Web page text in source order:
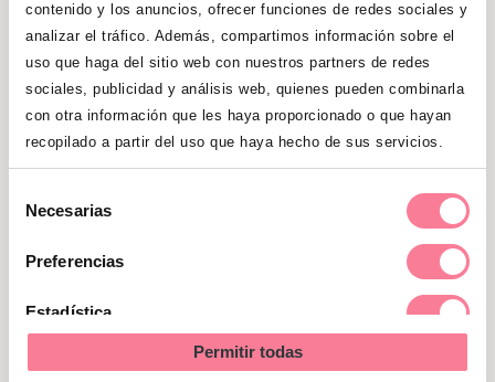
contenido y los anuncios, ofrecer funciones de redes sociales y
analizar el tráfico. Además, compartimos información sobre el
uso que haga del sitio web con nuestros partners de redes
sociales, publicidad y análisis web, quienes pueden combinarla
con otra información que les haya proporcionado o que hayan
recopilado a partir del uso que haya hecho de sus servicios.
Necesarias
Preferencias
Estadística
Permitir todas
Los complementos.Encarecen mucho
el resultado final, ya que hay que
añadir la medalla de oro o la cruz, el
reloj, el calzado, el tocado en caso de
las niñas, etc.
El reportaje fotográfico.
analógico, aunque con refuerzo del
digital, con fotos extra. En algunas
parroquias se contrata a un fotógrafo
para que haga el reportaje de la